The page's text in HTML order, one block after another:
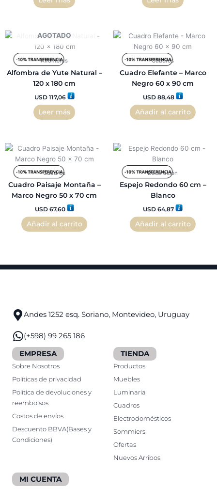
AGOTADO
Alfombras
Alfombra de Yute Natural –
120 x 180 cm
USD117,06
Leer más
Cuadros
Cuadro Elefante – Marco
Negro 60 x 90 cm
USD88,48
Añadir al carrito
Cuadros
Cuadro Paisaje Montaña –
Marco Negro 50 x 70 cm
USD67,60
Añadir al carrito
Decoración
Espejo Redondo 60 cm –
Blanco
USD 64,87
Añadir al carrito
Andes 1252 esq. Soriano, Montevideo, Uruguay
(+598) 99 265 186
EMPRESA
Sobre Nosotros
Políticas de privacidad
Política de devoluciones y
reembolsos
Costos de envíos
Descuento BBVA(Bases y
Condiciones)
TIENDA
Productos
Muebles
Luminaria
Cuadros
Electrodomésticos
Sommiers
Ofertas
Nuevos Arribos
MI CUENTA